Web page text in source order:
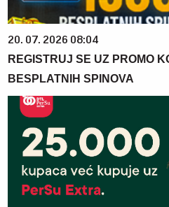
20. 07. 2026 08:04
REGISTRUJ SE UZ PROMO
BESPLATNIH SPINOVA